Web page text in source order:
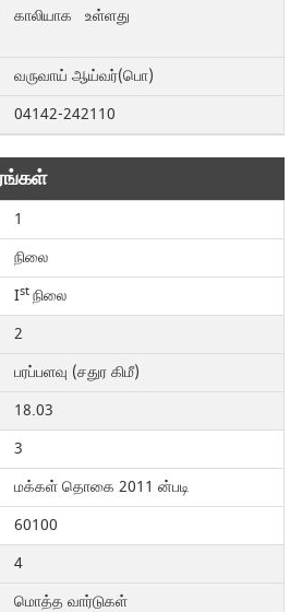
காலியாக உள்ளது
வருவாய் ஆய்வர்(பொ)
04142-242110
1
நிலை
Ist நிலை
2
பரப்பளவு (சதுர கிமீ)
18.03
3
மக்கள் தொகை 2011 ன்படி
60100
4
மொத்த வார்டுகள்